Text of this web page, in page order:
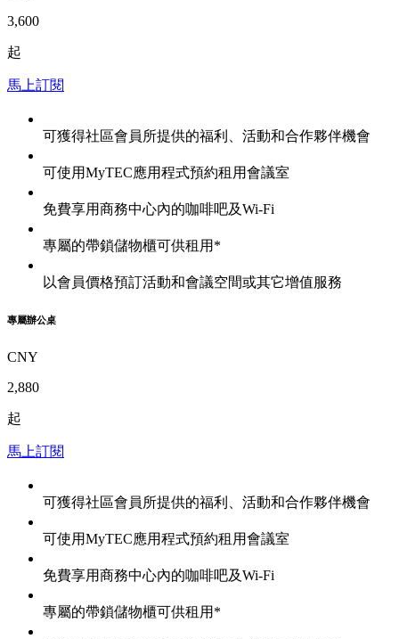
3,600
起
馬上訂閱
可獲得社區會員所提供的福利、活動和合作夥伴機會
可使用MyTEC應用程式預約租用會議室
免費享用商務中心內的咖啡吧及Wi-Fi
專屬的帶鎖儲物櫃可供租用*
以會員價格預訂活動和會議空間或其它增值服務
專屬辦公桌
CNY
2,880
起
馬上訂閱
可獲得社區會員所提供的福利、活動和合作夥伴機會
可使用MyTEC應用程式預約租用會議室
免費享用商務中心內的咖啡吧及Wi-Fi
專屬的帶鎖儲物櫃可供租用*